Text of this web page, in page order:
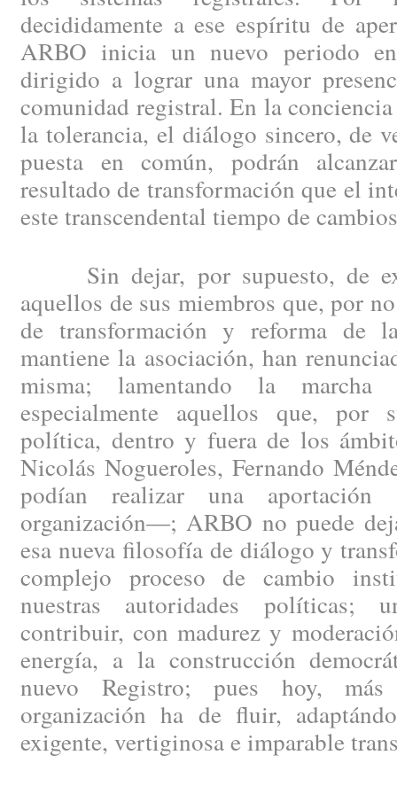
decididamente a ese espíritu de
ARBO inicia un nuevo periodo
dirigido a lograr una mayor
comunidad registral. En la
la tolerancia, el diálogo sincero, de
puesta en común, podrán
resultado de transformación que el
este transcendental tiempo de
Sin dejar, por supuesto, de
aquellos de sus miembros que, por
de transformación y reforma de
mantiene la asociación, han
misma; lamentando la
especialmente aquellos que, por
política, dentro y fuera de los
Nicolás Nogueroles, Fernando
podían realizar una aportación
organización—; ARBO no puede
esa nueva filosofía de diálogo y
complejo proceso de cambio
nuestras autoridades políticas;
contribuir, con madurez y
energía, a la construcción
nuevo Registro; pues hoy,
organización ha de fluir,
exigente, vertiginosa e imparable